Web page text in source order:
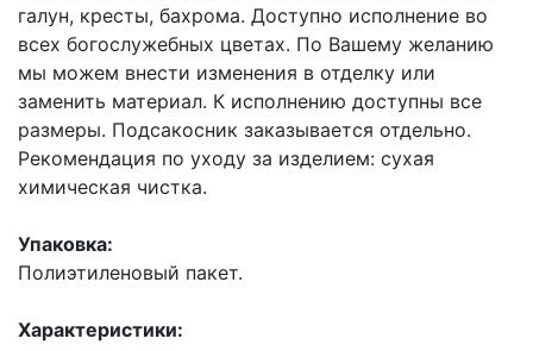
галун, кресты, бахрома. Доступно исполнение во
всех богослужебных цветах. По Вашему желанию
мы можем внести изменения в отделку или
заменить материал. К исполнению доступны все
размеры. Подсакосник заказывается отдельно.
Рекомендация по уходу за изделием: сухая
химическая чистка.
Упаковка:
Полиэтиленовый пакет.
Характеристики: